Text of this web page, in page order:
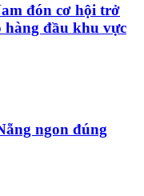
đón cơ hội trở
hàng đầu khu vực
ngon đúng